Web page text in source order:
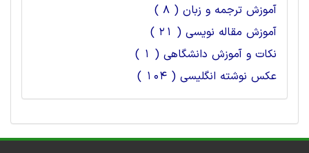
آموزش ترجمه و زبان ( 8 )
آموزش مقاله نویسی ( 21 )
نکات و آموزش دانشگاهی ( 1 )
عکس نوشته انگلیسی ( 104 )